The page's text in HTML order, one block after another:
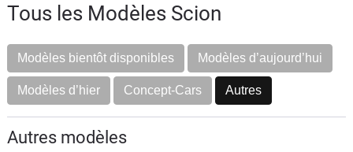
Essais
Guide
d'achat
Electriques
Tous les Modèles Scion
Modèles bientôt disponibles Modèles d’aujourd’hui
Modèles d’hier Concept-Cars Autres
Autres modèles